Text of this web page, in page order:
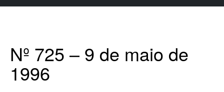
Nº 725 – 9 de maio de
1996